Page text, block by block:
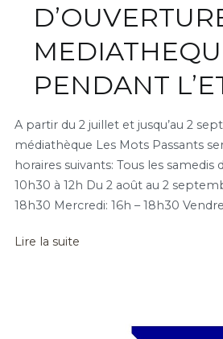
PENDANT
A partir du 2 juillet et jusqu’au 2
médiathèque Les Mots Passants
horaires suivants: Tous les samedis
10h30 à 12h Du 2 août au 2
18h30 Mercredi: 16h – 18h30
Lire la suite